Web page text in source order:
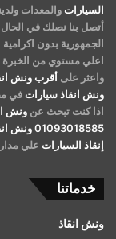
السيارات
أتصل بنا نصلك في
الجمهورية بدون
اعلي مستوي من الخبرة
واعثر على أقرب ونش
ونش انقاذ سيارات في
اذا كنت تبحث عن ونش
01093018585ونش
إنقاذ السيارات علي مدار 24 ساعة بدون اكرامية او رسوم اضافية.
خدماتنا
ونش انقاذ